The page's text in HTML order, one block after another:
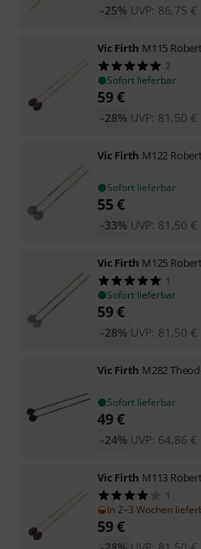
UVP: 86,75 €
-25%
Vic Firth M115
2
Sofort lieferbar
59€
UVP: 81,50 €
-28%
Vic Firth M122
Sofort lieferbar
55€
UVP: 81,50 €
-33%
Vic Firth M125
1
Sofort lieferbar
59€
UVP: 81,50 €
-28%
Vic Firth M282
Sofort lieferbar
49€
UVP: 64,86 €
-24%
Vic Firth M113
1
In 2–3 Wochen
59€